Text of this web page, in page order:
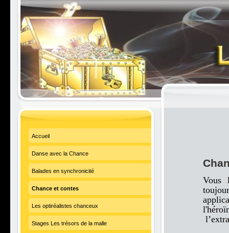
Vous
Accueil
Danse avec la Chance
Balades en synchronicité
Chance et contes
Les optiréalistes chanceux
Stages Les trésors de la malle